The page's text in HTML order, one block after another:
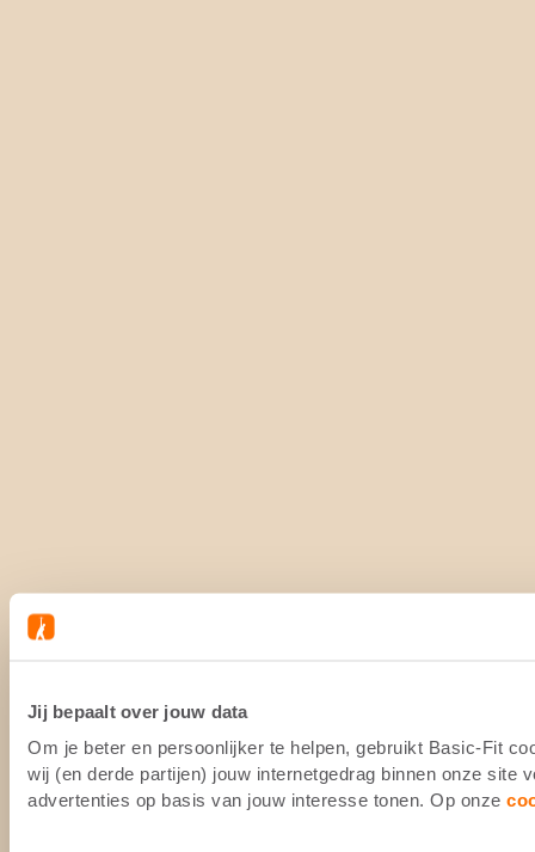
Jij bepaalt over jouw data
Om je beter en persoonlijker te helpen, gebruikt Basic-Fit
wij (en derde partijen) jouw internetgedrag binnen onze site
advertenties op basis van jouw interesse tonen. Op onze